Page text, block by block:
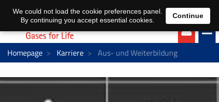
EN DE
Homepage Karriere Aus- und Weiterbildung
We could not load the cookie preferences panel.
By continuing you accept essential cookies.
Continue